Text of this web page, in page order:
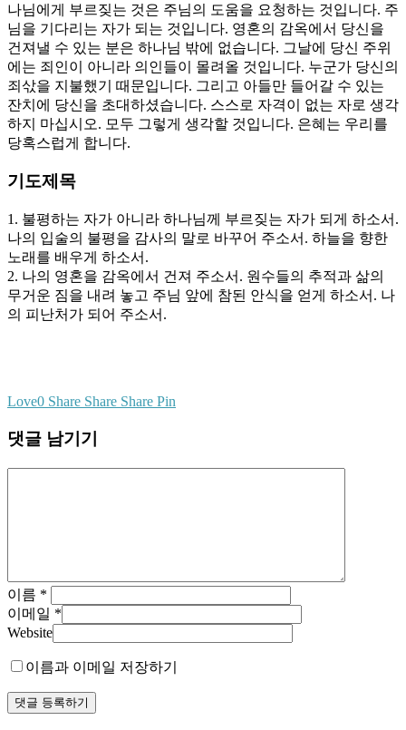
나님에게 부르짖는 것은 주님의 도움을 요청하는 것입니다. 주
님을 기다리는 자가 되는 것입니다. 영혼의 감옥에서 당신을
건져낼 수 있는 분은 하나님 밖에 없습니다. 그날에 당신 주위
에는 죄인이 아니라 의인들이 몰려올 것입니다. 누군가 당신의
죄삯을 지불했기 때문입니다. 그리고 아들만 들어갈 수 있는
잔치에 당신을 초대하셨습니다. 스스로 자격이 없는 자로 생각
하지 마십시오. 모두 그렇게 생각할 것입니다. 은혜는 우리를
당혹스럽게 합니다.
기도제목
1. 불평하는 자가 아니라 하나님께 부르짖는 자가 되게 하소서.
나의 입술의 불평을 감사의 말로 바꾸어 주소서. 하늘을 향한
노래를 배우게 하소서.
2. 나의 영혼을 감옥에서 건져 주소서. 원수들의 추적과 삶의
무거운 짐을 내려 놓고 주님 앞에 참된 안식을 얻게 하소서. 나
의 피난처가 되어 주소서.
Love0 Share Share Share Pin
댓글 남기기
이름 *
이메일 *
Website
이름과 이메일 저장하기